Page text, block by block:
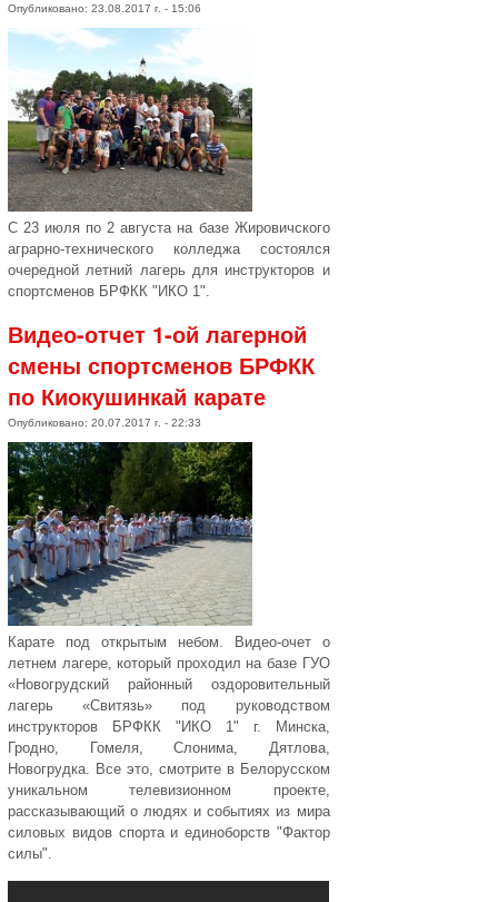
Опубликовано: 23.08.2017 г. - 15:06
С 23 июля по 2 августа на базе Жировичского
аграрно-технического колледжа состоялся
очередной летний лагерь для инструкторов и
спортсменов БРФКК "ИКО 1".
Видео-отчет 1-ой лагерной
смены спортсменов БРФКК
по Киокушинкай карате
Опубликовано: 20.07.2017 г. - 22:33
Карате под открытым небом. Видео-очет о
летнем лагере, который проходил на базе ГУО
«Новогрудский районный оздоровительный
лагерь «Свитязь» под руководством
инструкторов БРФКК "ИКО 1" г. Минска,
Гродно, Гомеля, Слонима, Дятлова,
Новогрудка. Все это, смотрите в Белорусском
уникальном телевизионном проекте,
рассказывающий о людях и событиях из мира
силовых видов спорта и единоборств "Фактор
силы".